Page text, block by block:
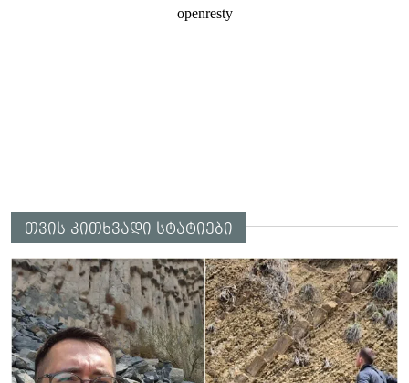
თვის კითხვადი სტატიები